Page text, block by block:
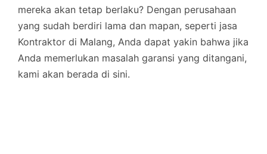
mereka akan tetap berlaku? Dengan perusahaan
yang sudah berdiri lama dan mapan, seperti jasa
Kontraktor di Malang, Anda dapat yakin bahwa jika
Anda memerlukan masalah garansi yang ditangani,
kami akan berada di sini.